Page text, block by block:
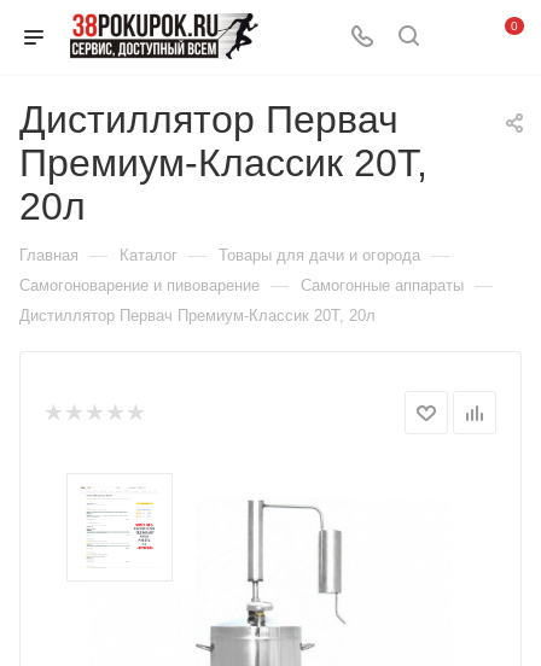
0
Дистиллятор Первач
Премиум-Классик 20Т,
20л
Главная — Каталог — Товары для дачи и огорода —
Самогоноварение и пивоварение — Самогонные аппараты —
Дистиллятор Первач Премиум-Классик 20Т, 20л